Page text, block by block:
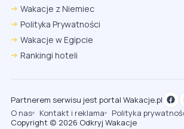
Wakacje z Niemiec
Polityka Prywatności
Wakacje w Egipcie
Rankingi hoteli
Partnerem serwisu jest portal Wakacje.pl
O nas
Kontakt i reklama
Polityka
Copyright (c) 2026 Odkryj Wakacje